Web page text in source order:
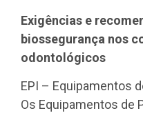
Exigências e
biossegurança nos
odontológicos
EPI – Equipamentos
Os Equipamentos de